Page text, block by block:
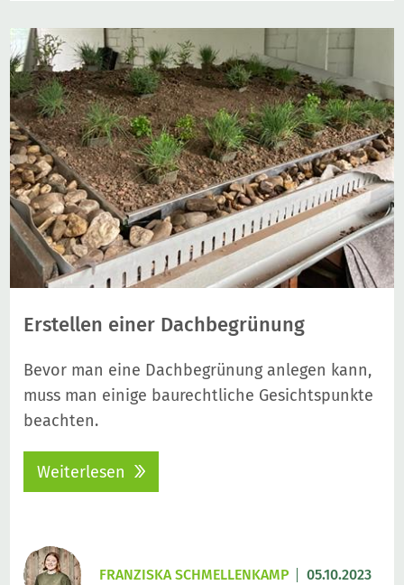
Erstellen einer Dachbegrünung
Bevor man eine Dachbegrünung anlegen kann,
muss man einige baurechtliche Gesichtspunkte
beachten.
Weiterlesen
FRANZISKA SCHMELLENKAMP 05.10.2023